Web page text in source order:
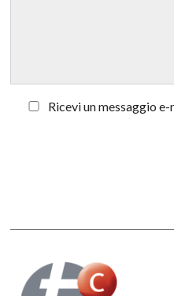
Ricevi un messaggio